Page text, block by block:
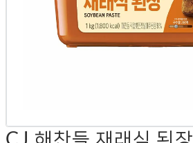
CJ 해찬들 재래식 된장